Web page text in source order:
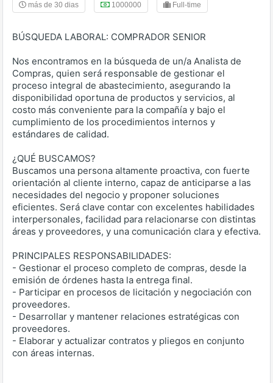
más de 30 dias 1000000 Full-time
BÚSQUEDA LABORAL: COMPRADOR SENIOR
Nos encontramos en la búsqueda de un/a Analista de
Compras, quien será responsable de gestionar el
proceso integral de abastecimiento, asegurando la
disponibilidad oportuna de productos y servicios, al
costo más conveniente para la compañía y bajo el
cumplimiento de los procedimientos internos y
estándares de calidad.
¿QUÉ BUSCAMOS?
Buscamos una persona altamente proactiva, con fuerte
orientación al cliente interno, capaz de anticiparse a las
necesidades del negocio y proponer soluciones
eficientes. Será clave contar con excelentes habilidades
interpersonales, facilidad para relacionarse con distintas
áreas y proveedores, y una comunicación clara y efectiva.
PRINCIPALES RESPONSABILIDADES:
- Gestionar el proceso completo de compras, desde la
emisión de órdenes hasta la entrega final.
- Participar en procesos de licitación y negociación con
proveedores.
- Desarrollar y mantener relaciones estratégicas con
proveedores.
- Elaborar y actualizar contratos y pliegos en conjunto
con áreas internas.